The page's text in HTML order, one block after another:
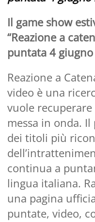
Il game show
“Reazione a
puntata 4
Reazione a
video è una
vuole
messa in onda.
dei titoli più
continua a
lingua italiana.
una pagina
puntate, video,